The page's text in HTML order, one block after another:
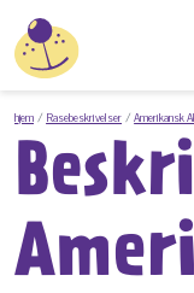
hjem Rasebeskrivelser Amerikansk